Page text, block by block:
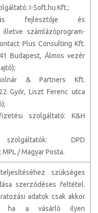
I-Soft.hu Kft.;
fejlesztője és
számlázóprogram-
Plus Consulting Kft.
Budapest, Álmos vezér
& Partners Kft.
Győr, Liszt Ferenc utca
szolgáltató: K&H
DPD
/ Magyar Posta.
szükséges
szerződéses feltétel.
adatok csak akkor
ha a vásárló ilyen